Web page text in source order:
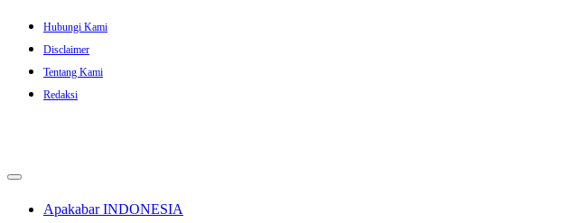
Skip
content
Hubungi Kami
Disclaimer
Tentang Kami
Redaksi
Apakabar INDONESIA